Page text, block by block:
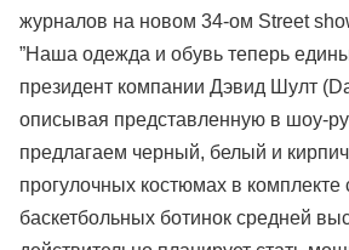
журналов на новом 34-ом Street
”Наша одежда и обувь теперь
президент компании Дэвид Шулт
описывая представленную в шоу-
предлагаем черный, белый и
прогулочных костюмах в
баскетбольных ботинок средней